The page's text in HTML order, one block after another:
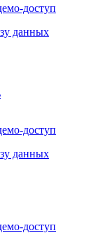
доступ
данных
доступ
данных
доступ